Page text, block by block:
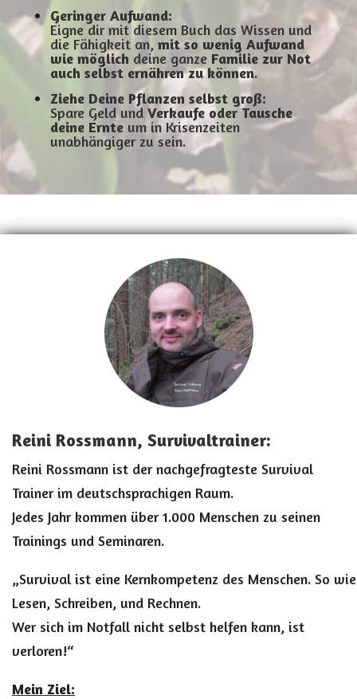
Geringer Aufwand:
Eigne dir mit diesem Buch das Wissen und
die Fähigkeit an, mit so wenig Aufwand
wie möglich deine ganze Familie zur Not
auch selbst ernähren zu können.
Ziehe Deine Pflanzen selbst groß:
Spare Geld und Verkaufe oder Tausche
deine Ernte um in Krisenzeiten
unabhängiger zu sein.
Reini Rossmann, Survivaltrainer:
Reini Rossmann ist der nachgefragteste Survival
Trainer im deutschsprachigen Raum.
Jedes Jahr kommen über 1.000 Menschen zu seinen
Trainings und Seminaren.
„Survival ist eine Kernkompetenz des Menschen. So wie
Lesen, Schreiben, und Rechnen.
Wer sich im Notfall nicht selbst helfen kann, ist
verloren!“
Mein Ziel: